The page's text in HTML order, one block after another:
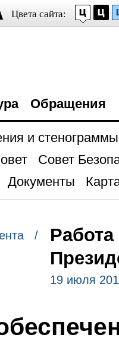
Цвета сайта:
Обращения
и стенограммы
Совет
Документы
/
19 июля